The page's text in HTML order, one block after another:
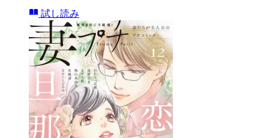
試し読み